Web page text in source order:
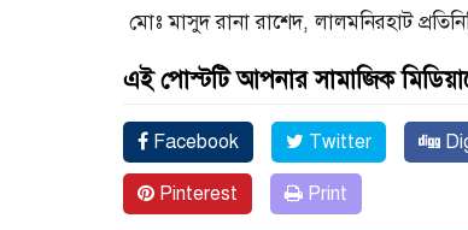
মোঃ মাসুদ রানা রাশেদ, লালমনিরহাট
এই পোস্টটি আপনার সামাজিক
Facebook Twitter
Pinterest Print